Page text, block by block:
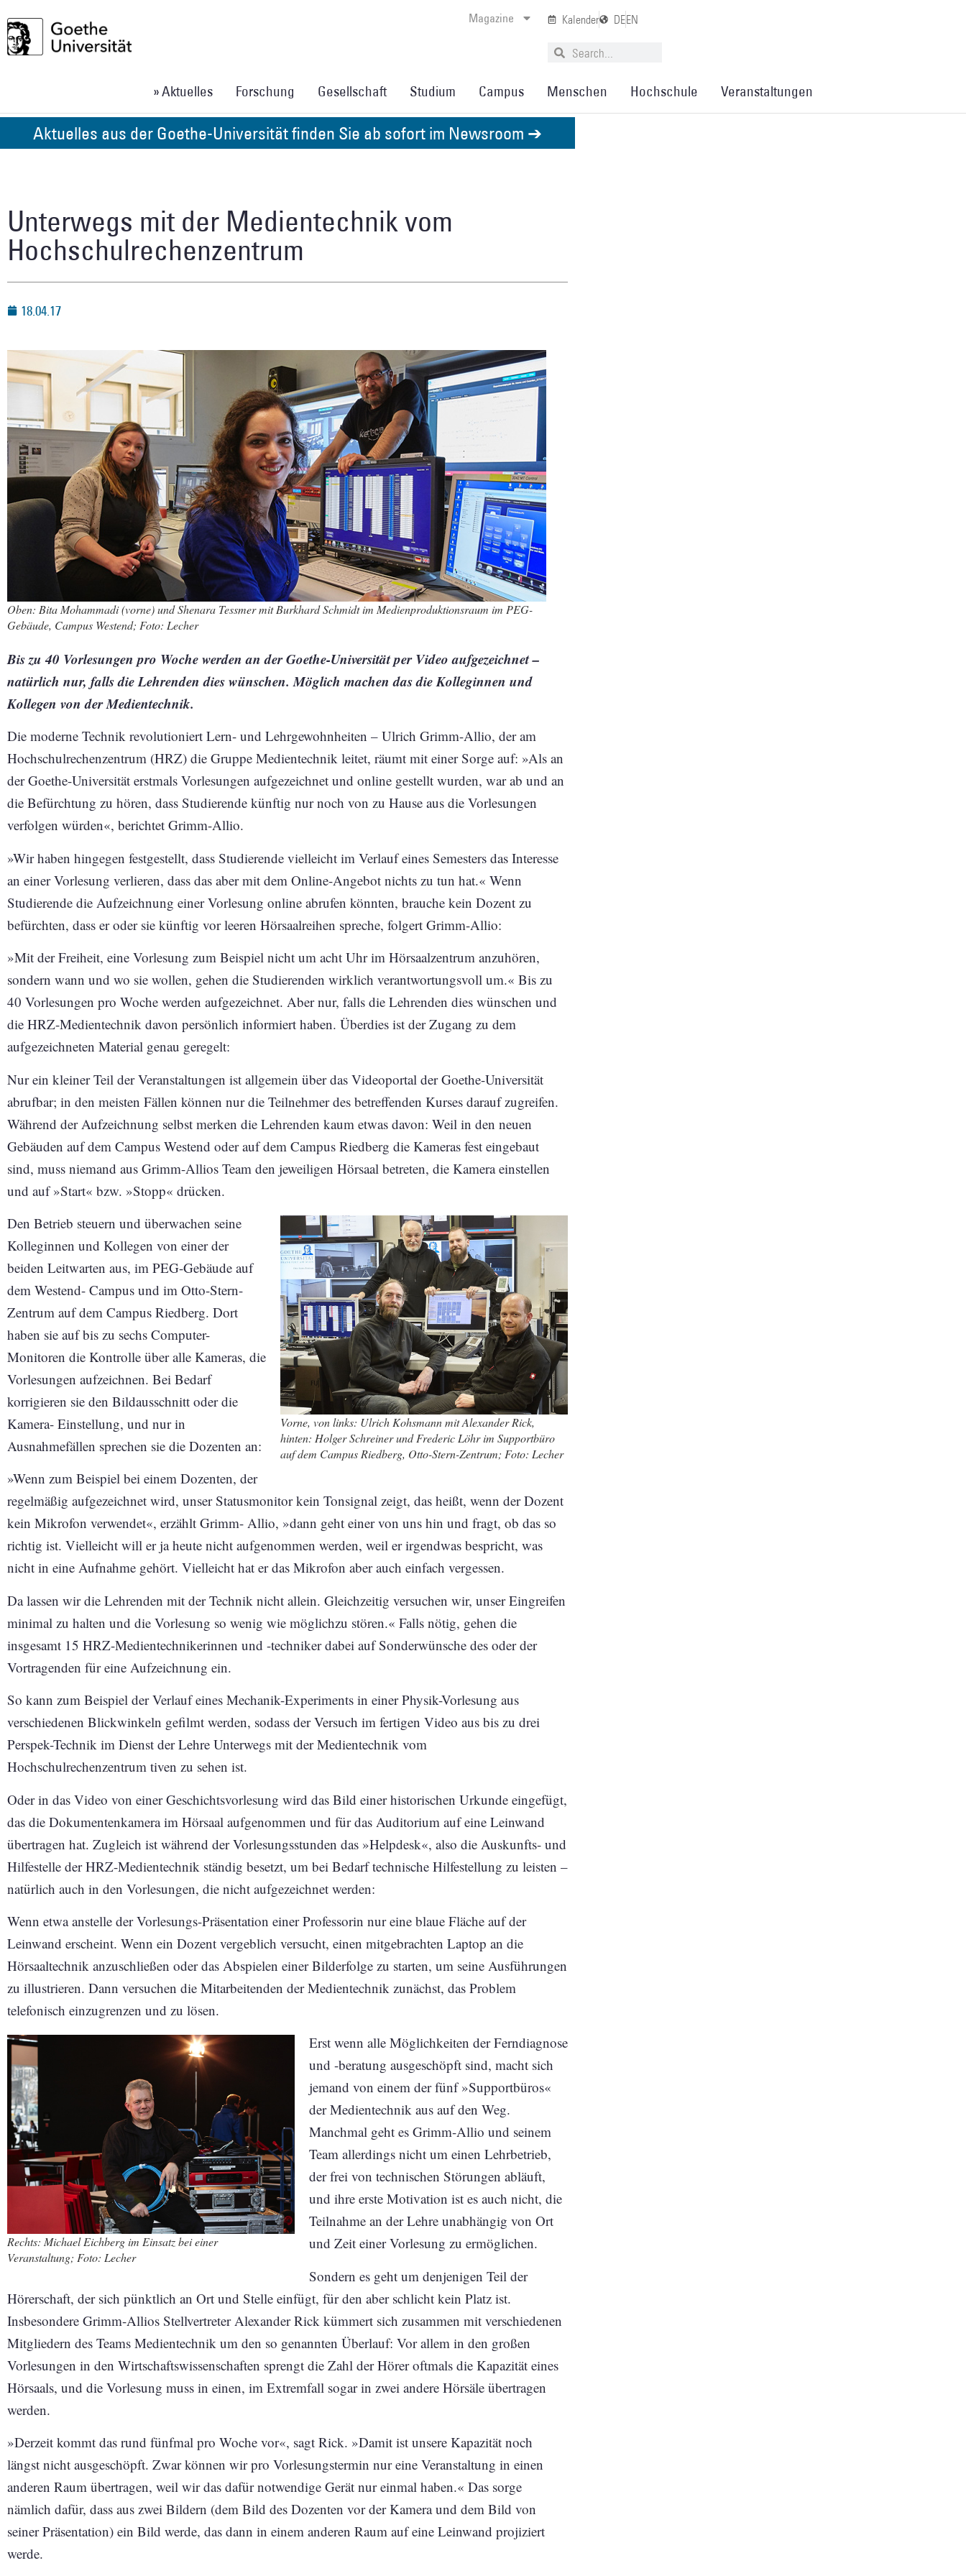
Magazine Kalender DEEN
» Aktuelles Forschung Gesellschaft Studium Campus Menschen Hochschule Veranstaltungen
Aktuelles aus der Goethe-Universität finden Sie ab sofort im Newsroom ➔
Unterwegs mit der Medientechnik vom
Hochschulrechenzentrum
18.04.17
Oben: Bita Mohammadi (vorne) und Shenara Tessmer mit Burkhard Schmidt im Medienproduktionsraum im PEG-
Gebäude, Campus Westend; Foto: Lecher
Bis zu 40 Vorlesungen pro Woche werden an der Goethe-Universität per Video aufgezeichnet –
natürlich nur, falls die Lehrenden dies wünschen. Möglich machen das die Kolleginnen und
Kollegen von der Medientechnik.
Die moderne Technik revolutioniert Lern- und Lehrgewohnheiten – Ulrich Grimm-Allio, der am
Hochschulrechenzentrum (HRZ) die Gruppe Medientechnik leitet, räumt mit einer Sorge auf: »Als an
der Goethe-Universität erstmals Vorlesungen aufgezeichnet und online gestellt wurden, war ab und an
die Befürchtung zu hören, dass Studierende künftig nur noch von zu Hause aus die Vorlesungen
verfolgen würden«, berichtet Grimm-Allio.
»Wir haben hingegen festgestellt, dass Studierende vielleicht im Verlauf eines Semesters das Interesse
an einer Vorlesung verlieren, dass das aber mit dem Online-Angebot nichts zu tun hat.« Wenn
Studierende die Aufzeichnung einer Vorlesung online abrufen könnten, brauche kein Dozent zu
befürchten, dass er oder sie künftig vor leeren Hörsaalreihen spreche, folgert Grimm-Allio:
»Mit der Freiheit, eine Vorlesung zum Beispiel nicht um acht Uhr im Hörsaalzentrum anzuhören,
sondern wann und wo sie wollen, gehen die Studierenden wirklich verantwortungsvoll um.« Bis zu
40 Vorlesungen pro Woche werden aufgezeichnet. Aber nur, falls die Lehrenden dies wünschen und
die HRZ-Medientechnik davon persönlich informiert haben. Überdies ist der Zugang zu dem
aufgezeichneten Material genau geregelt:
Nur ein kleiner Teil der Veranstaltungen ist allgemein über das Videoportal der Goethe-Universität
abrufbar; in den meisten Fällen können nur die Teilnehmer des betreffenden Kurses darauf zugreifen.
Während der Aufzeichnung selbst merken die Lehrenden kaum etwas davon: Weil in den neuen
Gebäuden auf dem Campus Westend oder auf dem Campus Riedberg die Kameras fest eingebaut
sind, muss niemand aus Grimm-Allios Team den jeweiligen Hörsaal betreten, die Kamera einstellen
und auf »Start« bzw. »Stopp« drücken.
Vorne, von links: Ulrich Kohsmann mit Alexander Rick,
hinten: Holger Schreiner und Frederic Löhr im Supportbüro
auf dem Campus Riedberg, Otto-Stern-Zentrum; Foto: Lecher
Den Betrieb steuern und überwachen seine
Kolleginnen und Kollegen von einer der
beiden Leitwarten aus, im PEG-Gebäude auf
dem Westend- Campus und im Otto-Stern-
Zentrum auf dem Campus Riedberg. Dort
haben sie auf bis zu sechs Computer-
Monitoren die Kontrolle über alle Kameras, die
Vorlesungen aufzeichnen. Bei Bedarf
korrigieren sie den Bildausschnitt oder die
Kamera- Einstellung, und nur in
Ausnahmefällen sprechen sie die Dozenten an:
»Wenn zum Beispiel bei einem Dozenten, der
regelmäßig aufgezeichnet wird, unser Statusmonitor kein Tonsignal zeigt, das heißt, wenn der Dozent
kein Mikrofon verwendet«, erzählt Grimm- Allio, »dann geht einer von uns hin und fragt, ob das so
richtig ist. Vielleicht will er ja heute nicht aufgenommen werden, weil er irgendwas bespricht, was
nicht in eine Aufnahme gehört. Vielleicht hat er das Mikrofon aber auch einfach vergessen.
Da lassen wir die Lehrenden mit der Technik nicht allein. Gleichzeitig versuchen wir, unser Eingreifen
minimal zu halten und die Vorlesung so wenig wie möglichzu stören.« Falls nötig, gehen die
insgesamt 15 HRZ-Medientechnikerinnen und -techniker dabei auf Sonderwünsche des oder der
Vortragenden für eine Aufzeichnung ein.
So kann zum Beispiel der Verlauf eines Mechanik-Experiments in einer Physik-Vorlesung aus
verschiedenen Blickwinkeln gefilmt werden, sodass der Versuch im fertigen Video aus bis zu drei
Perspek-Technik im Dienst der Lehre Unterwegs mit der Medientechnik vom
Hochschulrechenzentrum tiven zu sehen ist.
Oder in das Video von einer Geschichtsvorlesung wird das Bild einer historischen Urkunde eingefügt,
das die Dokumentenkamera im Hörsaal aufgenommen und für das Auditorium auf eine Leinwand
übertragen hat. Zugleich ist während der Vorlesungsstunden das »Helpdesk«, also die Auskunfts- und
Hilfestelle der HRZ-Medientechnik ständig besetzt, um bei Bedarf technische Hilfestellung zu leisten –
natürlich auch in den Vorlesungen, die nicht aufgezeichnet werden:
Wenn etwa anstelle der Vorlesungs-Präsentation einer Professorin nur eine blaue Fläche auf der
Leinwand erscheint. Wenn ein Dozent vergeblich versucht, einen mitgebrachten Laptop an die
Hörsaaltechnik anzuschließen oder das Abspielen einer Bilderfolge zu starten, um seine Ausführungen
zu illustrieren. Dann versuchen die Mitarbeitenden der Medientechnik zunächst, das Problem
telefonisch einzugrenzen und zu lösen.
Rechts: Michael Eichberg im Einsatz bei einer
Veranstaltung; Foto: Lecher
Erst wenn alle Möglichkeiten der Ferndiagnose
und -beratung ausgeschöpft sind, macht sich
jemand von einem der fünf »Supportbüros«
der Medientechnik aus auf den Weg.
Manchmal geht es Grimm-Allio und seinem
Team allerdings nicht um einen Lehrbetrieb,
der frei von technischen Störungen abläuft,
und ihre erste Motivation ist es auch nicht, die
Teilnahme an der Lehre unabhängig von Ort
und Zeit einer Vorlesung zu ermöglichen.
Sondern es geht um denjenigen Teil der
Hörerschaft, der sich pünktlich an Ort und Stelle einfügt, für den aber schlicht kein Platz ist.
Insbesondere Grimm-Allios Stellvertreter Alexander Rick kümmert sich zusammen mit verschiedenen
Mitgliedern des Teams Medientechnik um den so genannten Überlauf: Vor allem in den großen
Vorlesungen in den Wirtschaftswissenschaften sprengt die Zahl der Hörer oftmals die Kapazität eines
Hörsaals, und die Vorlesung muss in einen, im Extremfall sogar in zwei andere Hörsäle übertragen
werden.
»Derzeit kommt das rund fünfmal pro Woche vor«, sagt Rick. »Damit ist unsere Kapazität noch
längst nicht ausgeschöpft. Zwar können wir pro Vorlesungstermin nur eine Veranstaltung in einen
anderen Raum übertragen, weil wir das dafür notwendige Gerät nur einmal haben.« Das sorge
nämlich dafür, dass aus zwei Bildern (dem Bild des Dozenten vor der Kamera und dem Bild von
seiner Präsentation) ein Bild werde, das dann in einem anderen Raum auf eine Leinwand projiziert
werde.